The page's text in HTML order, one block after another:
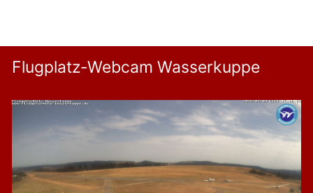
a
l
u
n
-
N
Flugplatz-Webcam Wasserkuppe